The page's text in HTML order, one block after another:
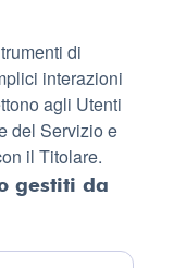
di
interazioni
agli Utenti
del Servizio e
il Titolare.
gestiti da